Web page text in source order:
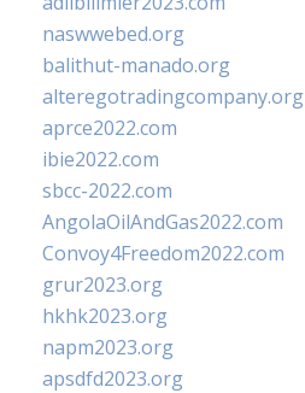
naswwebed.org
balithut-manado.org
alteregotradingcompany.org
aprce2022.com
ibie2022.com
sbcc-2022.com
AngolaOilAndGas2022.com
Convoy4Freedom2022.com
grur2023.org
hkhk2023.org
napm2023.org
apsdfd2023.org